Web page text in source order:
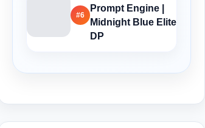
#6
Prompt Engine |
Midnight Blue Elite
DP